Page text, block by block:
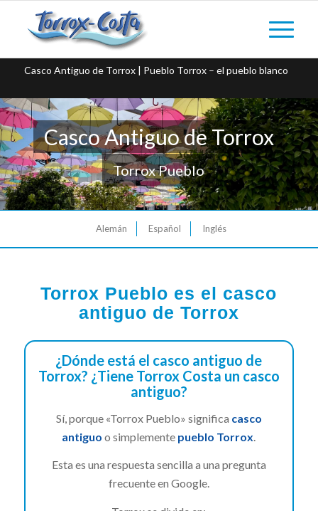
Casco Antiguo de Torrox | Pueblo Torrox – el pueblo blanco
Casco Antiguo de Torrox
Torrox Pueblo
Alemán Español Inglés
Torrox Pueblo es el casco
antiguo de Torrox
¿Dónde está el casco antiguo de
Torrox? ¿Tiene Torrox Costa un casco
antiguo?
Sí, porque «Torrox Pueblo» significa casco
antiguo o simplemente pueblo Torrox
Esta es una respuesta sencilla a una pregunta
frecuente en Google.